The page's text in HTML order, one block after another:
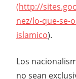
(http://
nez/lo-que-se-
islamico).
Los
no sean